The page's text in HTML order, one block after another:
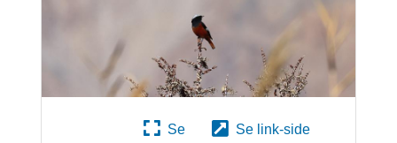
Se
Se link-side